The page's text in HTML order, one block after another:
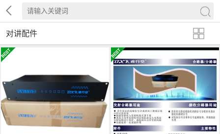
对讲配件